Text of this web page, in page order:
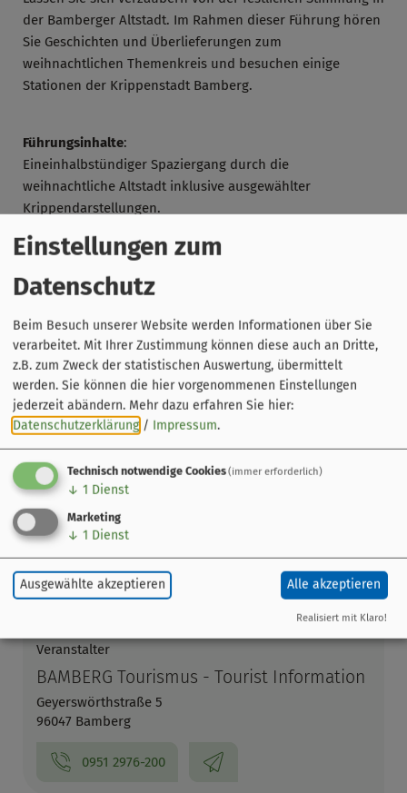
der Bamberger Altstadt. Im Rahmen dieser Führung hören
Sie Geschichten und Überlieferungen zum
weihnachtlichen Themenkreis und besuchen einige
Stationen der Krippenstadt Bamberg.
Führungsinhalte:
Eineinhalbstündiger Spaziergang durch die
weihnachtliche Altstadt inklusive ausgewählter
Krippendarstellungen.
Hinweis:
Diese Führung kann auch als
25 Personen gebucht werden.
Veranstaltung ohne festen Ort
Bamberg
Veranstalter
BAMBERG Tourismus - Tourist Information
Geyerswörthstraße 5
96047 Bamberg
0951 2976-200
Einstellungen zum
Datenschutz
Beim Besuch unserer Website werden Informationen über Sie
verarbeitet. Mit Ihrer Zustimmung können diese auch an Dritte,
z.B. zum Zweck der statistischen Auswertung, übermittelt
werden. Sie können die hier vorgenommenen Einstellungen
jederzeit abändern. Mehr dazu erfahren Sie hier:
Datenschutzerklärung / Impressum.
Technisch notwendige Cookies(immer erforderlich)
↓ 1 Dienst
Marketing
↓ 1 Dienst
Ausgewählte akzeptieren Alle akzeptieren
Realisiert mit Klaro!